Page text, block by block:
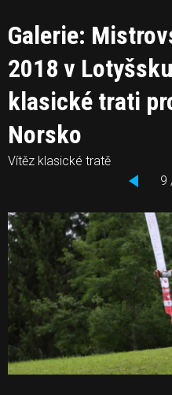
Galerie:
2018 v
klasické trati
Norsko
Vítěz klasické tratě
9